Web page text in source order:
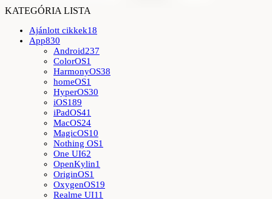
KATEGÓRIA LISTA
Ajánlott cikkek18
App830
Android237
ColorOS1
HarmonyOS38
homeOS1
HyperOS30
iOS189
iPadOS41
MacOS24
MagicOS10
Nothing OS1
One UI62
OpenKylin1
OriginOS1
OxygenOS19
Realme UI11